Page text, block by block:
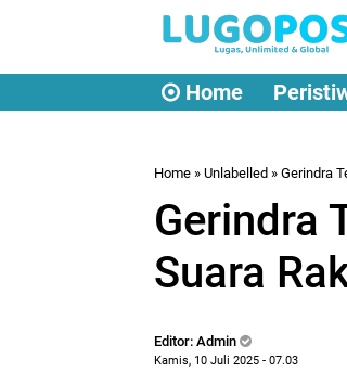
Home
Home » Unlabelled » Gerindra
Gerindra
Suara
Editor: Admin
Kamis, 10 Juli 2025 - 07.03